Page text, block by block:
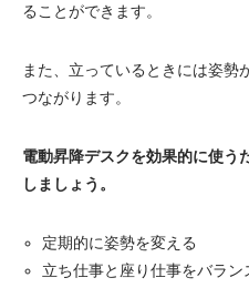
ることができます。
また、立っているときには姿勢
つながります。
電動昇降デスクを効果的に使う
しましょう。
定期的に姿勢を変える
立ち仕事と座り仕事をバラン